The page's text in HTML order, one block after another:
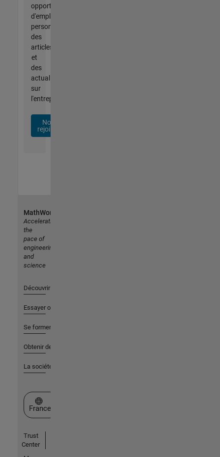
opportunités
d'emploi
personnalisées,
des
articles
et
des
actualités
sur
l'entreprise.
Nous
rejoindre
MathWorks
Accelerating
the
pace of
engineering
and
science
Découvrir les produits
Essayer ou acheter
Se former
Obtenir de l'aide
La société
Sélectionner un site web
France
Trust
Center